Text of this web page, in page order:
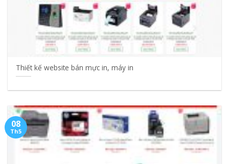
Thiết kế website bán mực in, máy in
08
Th5